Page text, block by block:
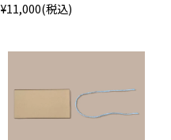
¥11,000(税込)